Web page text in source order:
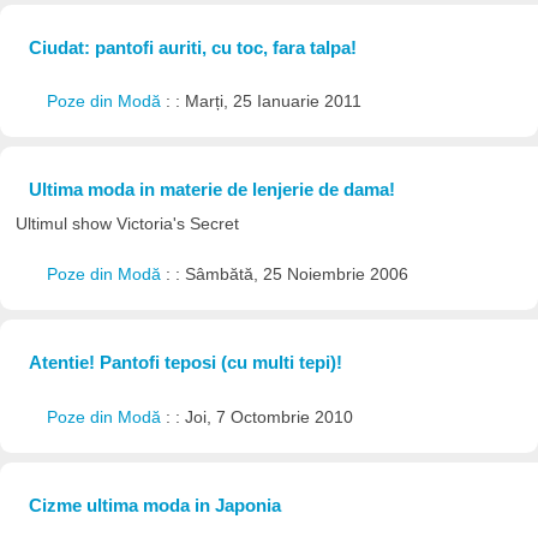
Ciudat: pantofi auriti, cu toc, fara talpa!
Poze din Modă : : Marți, 25 Ianuarie 2011
Ultima moda in materie de lenjerie de dama!
Ultimul show Victoria's Secret
Poze din Modă : : Sâmbătă, 25 Noiembrie 2006
Atentie! Pantofi teposi (cu multi tepi)!
Poze din Modă : : Joi, 7 Octombrie 2010
Cizme ultima moda in Japonia